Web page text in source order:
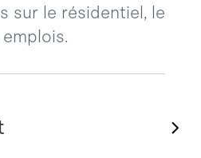
sur le résidentiel, le